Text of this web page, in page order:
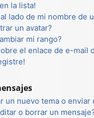
la lista!
lado de mi nombre de
un avatar?
mi rango?
el enlace de e-mail
un nuevo tema o enviar
o borrar un